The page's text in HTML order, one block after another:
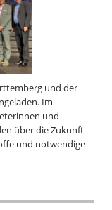
und der
Im
und
über die Zukunft
und notwendige